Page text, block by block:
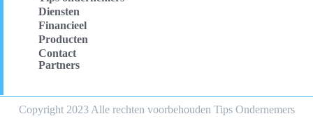
Diensten
Financieel
Producten
Contact
Partners
Copyright 2023 Alle rechten voorbehouden Tips Ondernemers